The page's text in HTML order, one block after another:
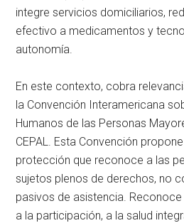
integre servicios domiciliarios,
efectivo a medicamentos y
autonomía.
En este contexto, cobra
la Convención Interamericana
Humanos de las Personas
CEPAL. Esta Convención
protección que reconoce a las
sujetos plenos de derechos, no
pasivos de asistencia.
a la participación, a la salud